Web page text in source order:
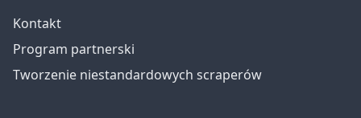
Kontakt
Program partnerski
Tworzenie niestandardowych scraperów